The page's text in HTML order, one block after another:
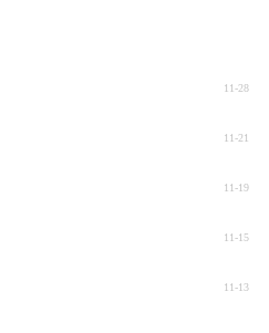
11-28
11-21
11-19
11-15
11-13